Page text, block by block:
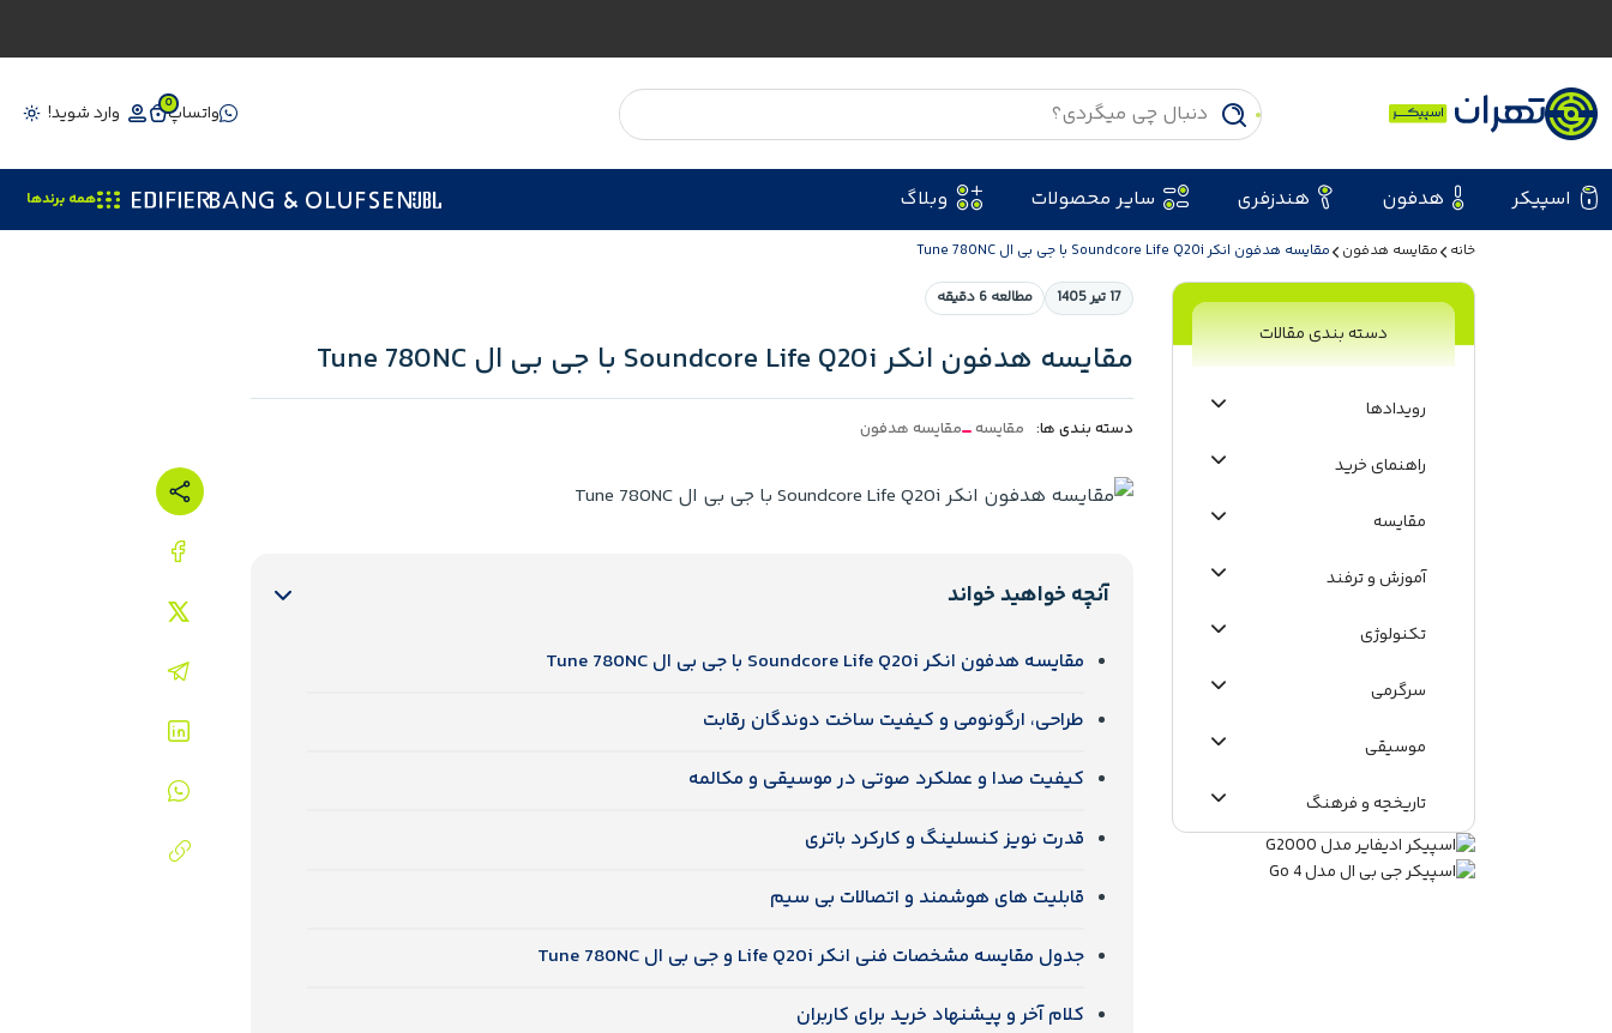
واتساپ0 وارد شوید!
اسپیکر هدفون هندزفری سایر محصولات وبلاگ همه برندها
خانه مقایسه هدفون مقایسه هدفون انکر Soundcore Life Q20i با جی بی ال Tune 780NC
دسته بندی مقالات
رویدادها
راهنمای خرید
مقایسه
آموزش و ترفند
تکنولوژی
سرگرمی
موسیقی
تاریخچه و فرهنگ
اطلاعات عمومی
17 تیر 1405 مطالعه 6 دقیقه
مقایسه هدفون انکر Soundcore Life Q20i با جی بی ال Tune 780NC
دسته بندی ها: مقایسه مقایسه هدفون
آنچه خواهید خواند
مقایسه هدفون انکر Soundcore Life Q20i با جی بی ال Tune 780NC
طراحی، ارگونومی و کیفیت ساخت دوندگان رقابت
کیفیت صدا و عملکرد صوتی در موسیقی و مکالمه
قدرت نویز کنسلینگ و کارکرد باتری
قابلیت های هوشمند و اتصالات بی سیم
جدول مقایسه مشخصات فنی انکر Life Q20i و جی بی ال Tune 780NC
کلام آخر و پیشنهاد خرید برای کاربران